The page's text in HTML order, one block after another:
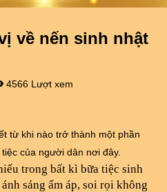
về nến sinh nhật
4566 Lượt xem
từ khi nào trở thành một phần
của người dân nơi đây.
trong bất kì bữa tiệc sinh
sáng ấm áp, soi rọi không